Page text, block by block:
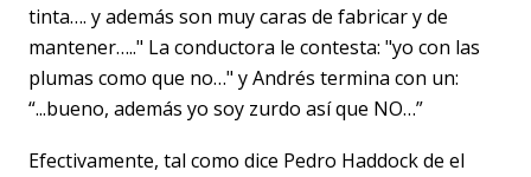
tinta…. y además son muy caras de fabricar y de
mantener….." La conductora le contesta: "yo con las
plumas como que no…" y Andrés termina con un:
“...bueno, además yo soy zurdo así que NO…”
Efectivamente, tal como dice Pedro Haddock de el